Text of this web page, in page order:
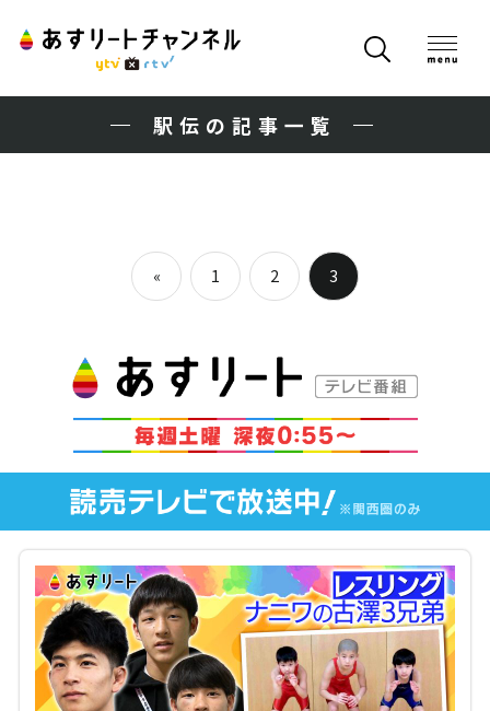
駅伝の記事一覧
«Previous
Posts
1 2 3